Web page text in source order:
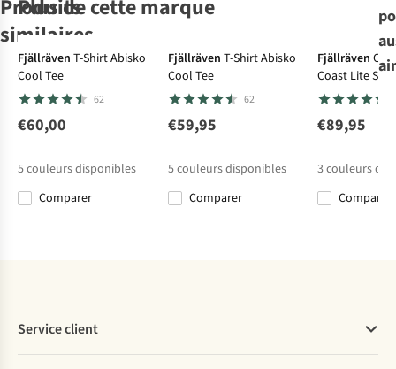
Produits
similaires
Patagonia
Polaire W'S
Retro Pile Jkt
Mammut
Polaire
Aconcagua
Patagonia
Polaire W'S
Classic Retro-X
icebreaker
Polaire
Womens
Merino 260
Zip Hood
Plus de cette marque
Fjällräven T-Shirt Abisko
Cool Tee
62
€60,00
5couleurs disponibles
Comparer
Fjällräven T-Shirt Abisko
Cool Tee
62
€59,95
5couleurs disponibles
Comparer
Fjällräven
Coast Lite
€89,95
3couleurs
Comparer
Service client